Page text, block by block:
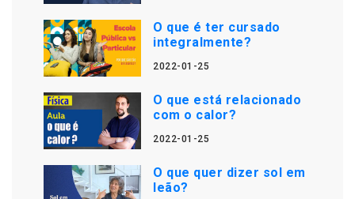
O que é ter cursado
integralmente?
2022-01-25
O que está relacionado
com o calor?
2022-01-25
O que quer dizer sol em
leão?